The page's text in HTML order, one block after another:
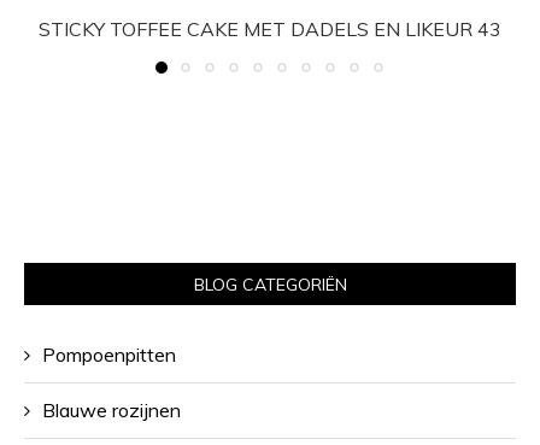
STICKY TOFFEE CAKE MET DADELS EN LIKEUR 43
BLOG CATEGORIËN
Pompoenpitten
Blauwe rozijnen